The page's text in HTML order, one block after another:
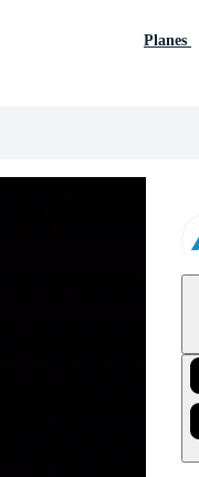
Planes